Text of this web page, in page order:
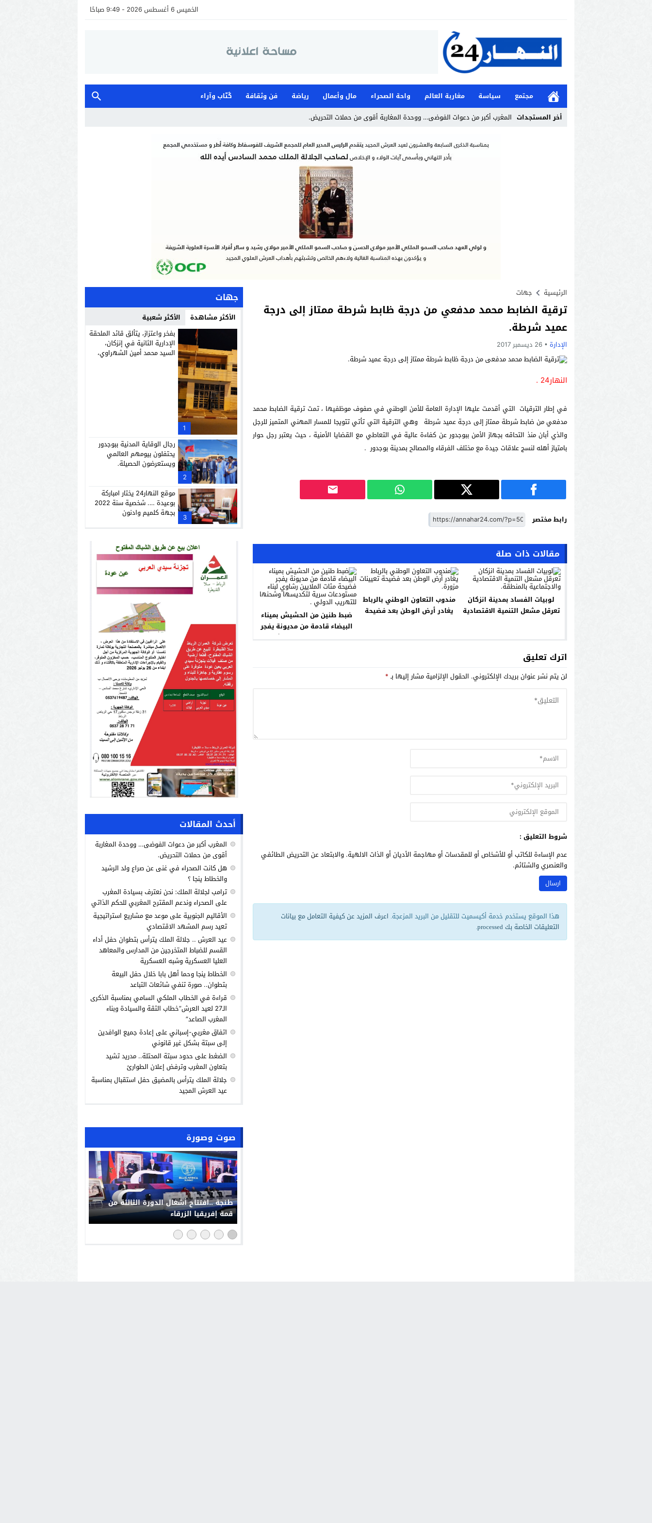
الخميس 6 أغسطس 2026 - 9:49 صباحًا
مجتمع سياسة مغاربة العالم واحة الصحراء مال وأعمال رياضة فن وثقافة
كُتّاب وآراء
أخر المستجدات المغرب أكبر من دعوات الفوضى… ووحدة المغاربة أقوى من حملات التحريض.
الرئيسية جهات
ترقية الضابط محمد مدفعي من درجة ظابط شرطة ممتاز إلى درجة
عميد شرطة.
الإدارة 26 ديسمبر 2017
النهار24 .
في إطار الترقيات التي أقدمت عليها الإدارة العامة للأمن الوطني في صفوف موظفيها ، تمت ترقية الضابط محمد
مدفعي من ضابط شرطة ممتاز إلى درجة عميد شرطة وهي الترقية التي تأتي تتويجا للمسار المهني المتميز للرجل
والذي أبان منذ التحاقه بجهاز الأمن ببوجدور عن كفاءة عالية في التعاطي مع القضايا الأمنية ، حيث يعتبر رجل حوار
بامتياز أهله لنسج علاقات جيدة مع مختلف الفرقاء والمصالح بمدينة بوجدور .
رابط مختصر
مقالات ذات صلة
لوبيات الفساد بمدينة انزكان
تعرقل مشعل التنمية الاقتصادية
مندوب التعاون الوطني بالرباط
يغادر أرض الوطن بعد فضيحة
ضبط طنين من الحشيش بميناء
البيضاء قادمة من مديونة يفجر
فضيحة مئات الملايين رشاوي
اترك تعليق
لن يتم نشر عنوان بريدك الإلكتروني. الحقول الإلزامية مشار إليها بـ*
شروط التعليق :
عدم الإساءة للكاتب أو للأشخاص أو للمقدسات أو مهاجمة الأديان أو الذات الالهية. والابتعاد عن التحريض الطائفي
والعنصري والشتائم.
هذا الموقع يستخدم خدمة أكيسميت للتقليل من البريد المزعجة. اعرف المزيد عن كيفية التعامل مع بيانات
التعليقات الخاصة بك processed
.
جهات
الأكثر مشاهدة الأكثر شعبية
1
بفخر واعتزاز، يتألق قائد الملحقة
الإدارية الثانية في إنزكان،
السيد محمد أمين الشهراوي،
2
رجال الوقاية المدنية ببوجدور
يحتفلون بيومهم العالمي
ويستعرضون الحصيلة.
3
موقع النهار24 يختار امباركة
بوعيدة …. شخصية سنة 2022
بجهة كلميم وادنون
صوت وصورة
طنجة ..افتتاح أشغال الدورة الثالثة من
قمة إفريقيا الزرقاء
أحدث المقالات
المغرب أكبر من دعوات الفوضى… ووحدة المغاربة
أقوى من حملات التحريض.
هل كانت الصحراء في غنى عن صراع ولد الرشيد
والخطاط ينجا ؟
ترامب لجلالة الملك: نحن نعترف بسيادة المغرب
على الصحراء وندعم المقترح المغربي للحكم الذاتي
الأقاليم الجنوبية على موعد مع مشاريع استراتيجية
تعيد رسم المشهد الاقتصادي
عيد العرش .. جلالة الملك يترأس بتطوان حفل أداء
القسم للضباط المتخرجين من المدارس والمعاهد
العليا العسكرية وشبه العسكرية
الخطاط ينجا وحما أهل بابا خلال حفل البيعة
بتطوان.. صورة تنفي شائعات التباعد
قراءة في الخطاب الملكي السامي بمناسبة الذكرى
الـ27 لعيد العرش”خطاب الثقة والسيادة وبناء
المغرب الصاعد”
اتفاق مغربي-إسباني على إعادة جميع الوافدين
إلى سبتة بشكل غير قانوني
الضغط على حدود سبتة المحتلة.. مدريد تشيد
بتعاون المغرب وترفض إعلان الطوارئ
جلالة الملك يترأس بالمضيق حفل استقبال بمناسبة
عيد العرش المجيد